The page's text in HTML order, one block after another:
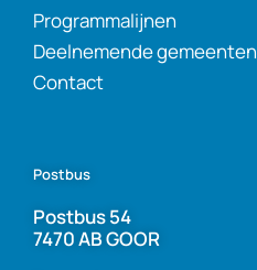
Programmalijnen
Deelnemende gemeenten
Contact
Postbus
Postbus 54
7470 AB GOOR